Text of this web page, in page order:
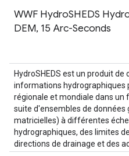
WWF HydroSHEDS
DEM, 15 Arc-Seconds
HydroSHEDS est un produit
informations hydrographiques
régionale et mondiale dans un
suite d'ensembles de
matricielles) à différentes
hydrographiques, des limites
directions de drainage et des